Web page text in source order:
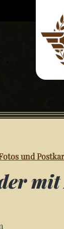
und
mit